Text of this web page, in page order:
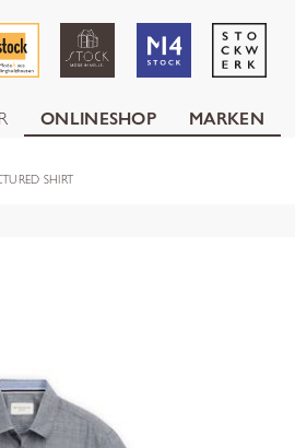
ONLINESHOP MARKEN
SHIRT